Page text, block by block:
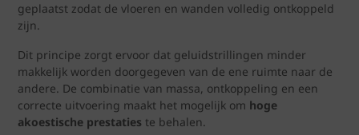
geplaatst zodat de vloeren en wanden volledig ontkoppeld
zijn.
Dit principe zorgt ervoor dat geluidstrillingen minder
makkelijk worden doorgegeven van de ene ruimte naar de
andere. De combinatie van massa, ontkoppeling en een
correcte uitvoering maakt het mogelijk om hoge
akoestische prestaties te behalen.